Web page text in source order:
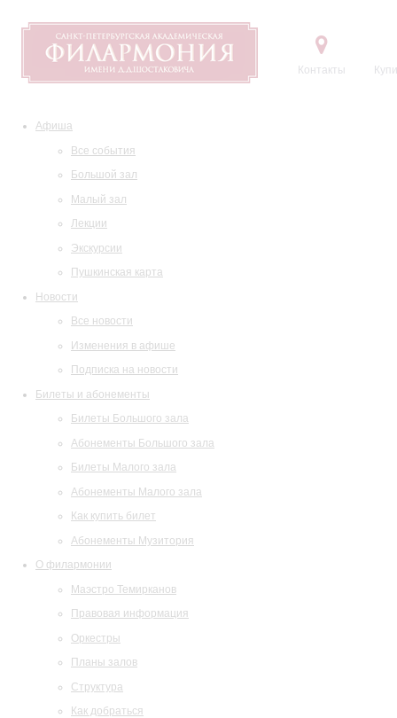
Контакты
Афиша
Все события
Большой зал
Малый зал
Лекции
Экскурсии
Пушкинская карта
Новости
Все новости
Изменения в афише
Подписка на новости
Билеты и абонементы
Билеты Большого зала
Абонементы Большого зала
Билеты Малого зала
Абонементы Малого зала
Как купить билет
Абонементы Музитория
О филармонии
Маэстро Темирканов
Правовая информация
Оркестры
Планы залов
Структура
Как добраться